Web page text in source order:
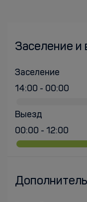
Заселение и
Заселение
14:00 - 00:00
Выезд
00:00 - 12:00